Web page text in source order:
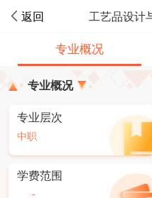
返回 工艺品设计
专业概况
专业概况
专业层次
中职
学费范围
-